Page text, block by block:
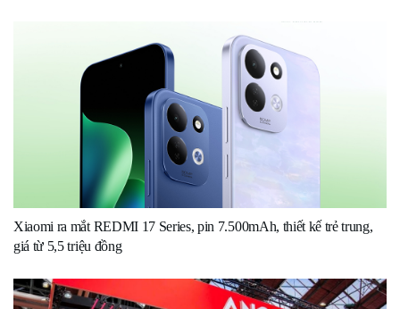
Xiaomi ra mắt REDMI 17 Series, pin 7.500mAh, thiết kế trẻ trung,
giá từ 5,5 triệu đồng